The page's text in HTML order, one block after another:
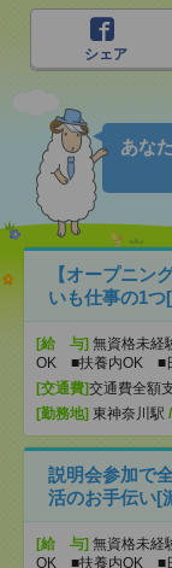
シェア
あな
【オープニン
いも仕事の1つ
[給 与] 無資格未
OK ■扶養内OK ■
[交通費]交通費全額
[勤務地] 東神奈川駅 /
説明会参加で
活のお手伝い[
[給 与] 無資格未
OK ■扶養内OK ■